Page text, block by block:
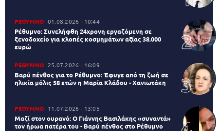
ΡΕΘΥΜΝΟ 01.08.2026 10:44
Ρέθυμνο: Συνελήφθη 24χρονη εργαζόμενη σε
ξενοδοχείο για κλοπές κοσμημάτων αξίας 38.000
ευρώ
ΡΕΘΥΜΝΟ 25.07.2026 16:09
Βαρύ πένθος για το Ρέθυμνο: Έφυγε από τη ζωή σε
ηλικία μόλις 58 ετών η Μαρία Κλάδου - Χανιωτάκη
ΡΕΘΥΜΝΟ 11.07.2026 13:05
Μαζί στον ουρανό: Ο Γιάννης Βασιλάκης «συναντά»
τον ήρωα πατέρα του - Βαρύ πένθος στο Ρέθυμνο